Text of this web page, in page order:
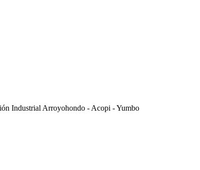
Industrial Arroyohondo - Acopi - Yumbo